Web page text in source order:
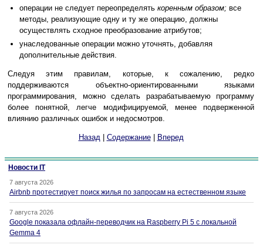
операции не следует переопределять коренным образом; все
методы, реализующие одну и ту же операцию, должны
осуществлять сходное преобразование атрибутов;
унаследованные операции можно уточнять, добавляя
дополнительные действия.
Следуя этим правилам, которые, к сожалению, редко
поддерживаются объектно-ориентированными языками
программирования, можно сделать разрабатываемую программу
более понятной, легче модифицируемой, менее подверженной
влиянию различных ошибок и недосмотров.
Назад Содержание| Вперед
Новости IT
7 августа 2026
Airbnb протестирует поиск жилья по запросам на естественном языке
7 августа 2026
Google показала офлайн-переводчик на Raspberry Pi 5 с локальной
Gemma 4